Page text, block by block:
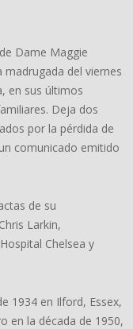
Dame Maggie
del viernes
en sus últimos
Deja dos
por la pérdida de
comunicado emitido
de su
Larkin,
Chelsea y
1934 en Ilford, Essex,
en la década de 1950,